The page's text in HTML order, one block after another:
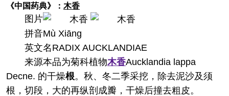
《中国药典》： 木香
图片
拼音Mù Xiānɡ
英文名 RADIX AUCKLANDIAE
来源本品为菊科植物木香Aucklandia lappa
Decne. 的干燥根。秋、冬二季采挖，除去泥沙及须
根，切段，大的再纵剖成瓣，干燥后撞去粗皮。